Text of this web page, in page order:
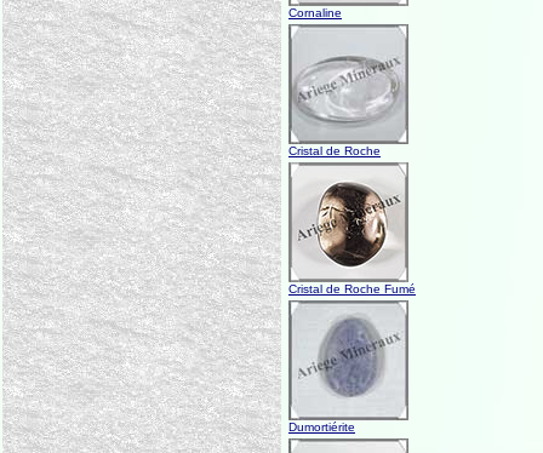
Cornaline
Cristal de Roche
Cristal de Roche Fumé
Dumortiérite